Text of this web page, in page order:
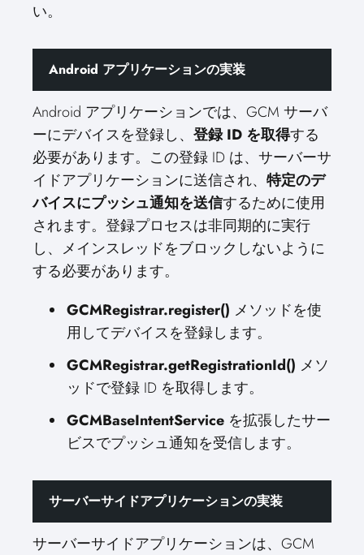
い。
Android アプリケーションの実装
Android アプリケーションでは、GCM サーバ
ーにデバイスを登録し、 登録 ID を取得する
必要があります。この登録 ID は、サーバーサ
イドアプリケーションに送信され、 特定のデ
バイスにプッシュ通知を送信するために使用
されます。登録プロセスは非同期的に実行
し、メインスレッドをブロックしないように
する必要があります。
GCMRegistrar.register() メソッドを使
用してデバイスを登録します。
GCMRegistrar.getRegistrationId() メソ
ッドで登録 ID を取得します。
GCMBaseIntentService を拡張したサー
ビスでプッシュ通知を受信します。
サーバーサイドアプリケーションの実装
サーバーサイドアプリケーションは、GCM